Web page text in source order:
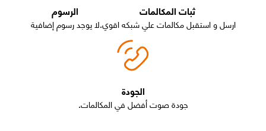
ثبات المكالمات
ارسل و استقبل مكالمات علي شبكه اقوي.
الرسوم
لا يوجد رسوم إضافية
الجودة
جودة صوت أفضل في المكالمات.